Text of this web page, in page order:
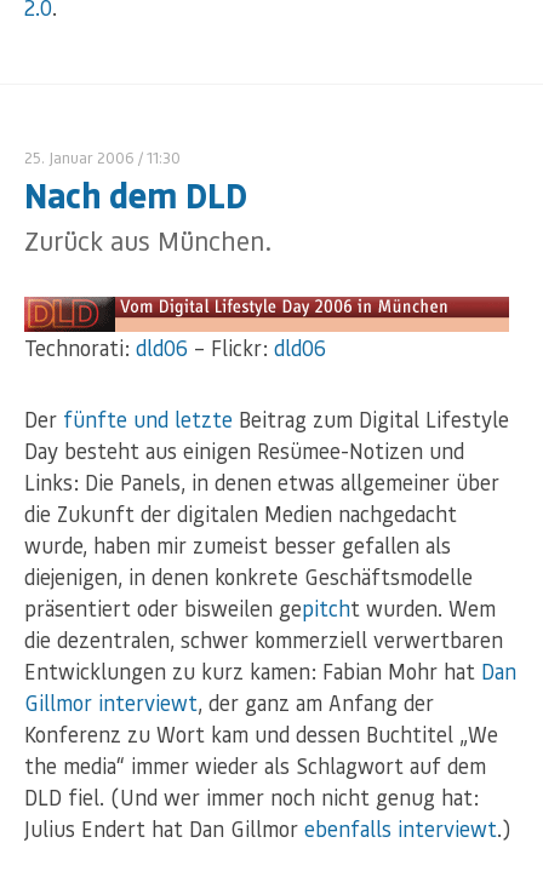
2.0.
25. Januar 2006 / 11:30
Nach dem DLD
Zurück aus München.
Technorati: dld06 – Flickr: dld06
Der fünfte und letzte Beitrag zum Digital Lifestyle
Day besteht aus einigen Resümee-Notizen und
Links: Die Panels, in denen etwas allgemeiner über
die Zukunft der digitalen Medien nachgedacht
wurde, haben mir zumeist besser gefallen als
diejenigen, in denen konkrete Geschäftsmodelle
präsentiert oder bisweilen gepitcht wurden. Wem
die dezentralen, schwer kommerziell verwertbaren
Entwicklungen zu kurz kamen: Fabian Mohr hat Dan
Gillmor interviewt, der ganz am Anfang der
Konferenz zu Wort kam und dessen Buchtitel „We
the media“ immer wieder als Schlagwort auf dem
DLD fiel. (Und wer immer noch nicht genug hat:
Julius Endert hat Dan Gillmor ebenfalls interviewt.)